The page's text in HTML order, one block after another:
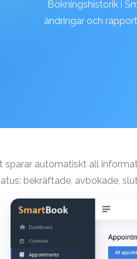
Bokningshistorik i
ändringar och
automatiskt all
bekräftade, avbokade,